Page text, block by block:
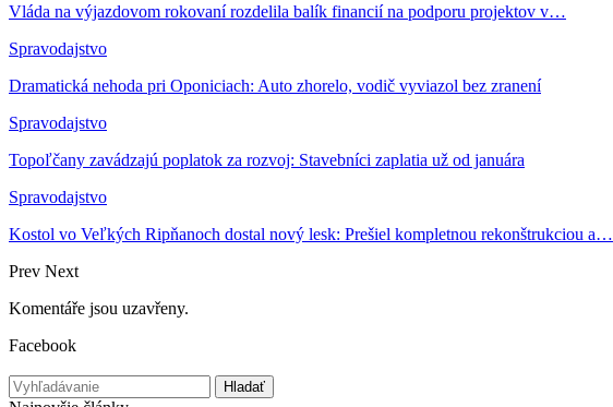
Vláda na výjazdovom rokovaní rozdelila balík financií na podporu projektov v…
Spravodajstvo
Dramatická nehoda pri Oponiciach: Auto zhorelo, vodič vyviazol bez zranení
Spravodajstvo
Topoľčany zavádzajú poplatok za rozvoj: Stavebníci zaplatia už od januára
Spravodajstvo
Kostol vo Veľkých Ripňanoch dostal nový lesk: Prešiel kompletnou rekonštrukciou a…
Prev Next
Komentáře jsou uzavřeny.
Facebook